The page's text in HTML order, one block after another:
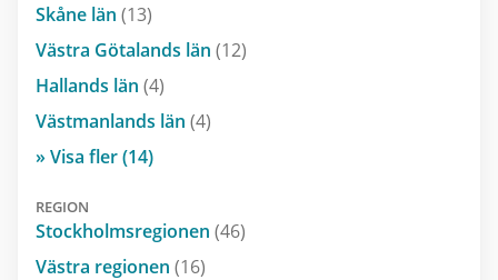
Skåne län (13)
Västra Götalands län (12)
Hallands län (4)
Västmanlands län (4)
» Visa fler (14)
REGION
Stockholmsregionen (46)
Västra regionen (16)